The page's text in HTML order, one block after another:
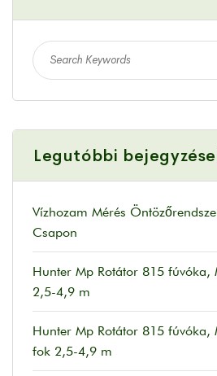
Legutóbbi
Vízhozam Mérés
Csapon
Hunter Mp Rotátor 815
2,5-4,9 m
Hunter Mp Rotátor 815
fok 2,5-4,9 m